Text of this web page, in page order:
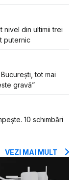
nivel din ultimii trei
puternic
tot mai
gravă”
10 schimbări
VEZI MAI MULT